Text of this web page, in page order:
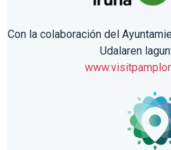
Con la colaboración del
Udalaren